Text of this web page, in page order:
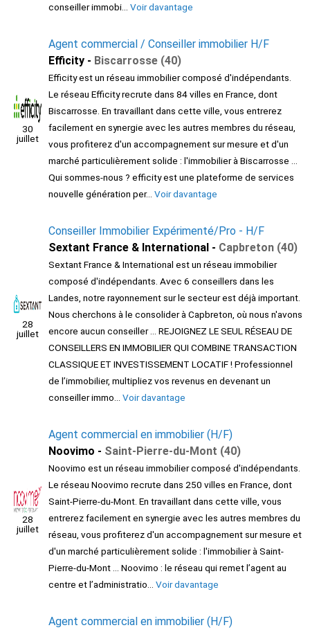
conseiller immobi... Voir davantage
30
juillet
Agent commercial / Conseiller immobilier H/F
Efficity - Biscarrosse (40)
Efficity est un réseau immobilier composé d'indépendants.
Le réseau Efficity recrute dans 84 villes en France, dont
Biscarrosse. En travaillant dans cette ville, vous entrerez
facilement en synergie avec les autres membres du réseau,
vous profiterez d'un accompagnement sur mesure et d'un
marché particulièrement solide : l'immobilier à Biscarrosse ...
Qui sommes-nous ? efficity est une plateforme de services
nouvelle génération per... Voir davantage
28
juillet
Conseiller Immobilier Expérimenté/Pro - H/F
Sextant France & International - Capbreton (40)
Sextant France & International est un réseau immobilier
composé d'indépendants. Avec 6 conseillers dans les
Landes, notre rayonnement sur le secteur est déjà important.
Nous cherchons à le consolider à Capbreton, où nous n'avons
encore aucun conseiller ... REJOIGNEZ LE SEUL RÉSEAU DE
CONSEILLERS EN IMMOBILIER QUI COMBINE TRANSACTION
CLASSIQUE ET INVESTISSEMENT LOCATIF ! Professionnel
de l’immobilier, multipliez vos revenus en devenant un
conseiller immo... Voir davantage
28
juillet
Agent commercial en immobilier (H/F)
Noovimo - Saint-Pierre-du-Mont (40)
Noovimo est un réseau immobilier composé d'indépendants.
Le réseau Noovimo recrute dans 250 villes en France, dont
Saint-Pierre-du-Mont. En travaillant dans cette ville, vous
entrerez facilement en synergie avec les autres membres du
réseau, vous profiterez d'un accompagnement sur mesure et
d'un marché particulièrement solide : l'immobilier à Saint-
Pierre-du-Mont ... Noovimo : le réseau qui remet l’agent au
centre et l’administratio... Voir davantage
Agent commercial en immobilier (H/F)